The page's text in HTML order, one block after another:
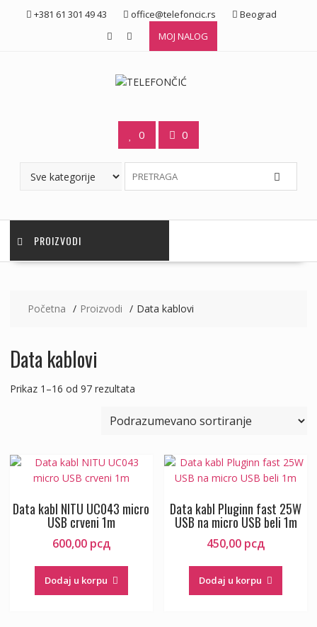
+381 61 301 49 43 office@telefoncic.rs
Beograd
MOJ NALOG
0 0
PROIZVODI
Početna Proizvodi Data kablovi
Data kablovi
Prikaz 1–16 od 97 rezultata
Data kabl NITU UC043 micro
USB crveni 1m
600,00 рсд
Dodaj u korpu
Data kabl Pluginn fast 25W
USB na micro USB beli 1m
450,00 рсд
Dodaj u korpu